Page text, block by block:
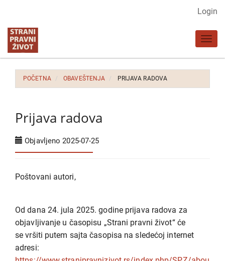
Glavni
sadržaj
Bočna
strana
Login
POČETNA OBAVEŠTENJA PRIJAVA RADOVA
Prijava radova
Objavljeno 2025-07-25
Poštovani autori,
Od dana 24. jula 2025. godine prijava radova za
objavljivanje u časopisu „Strani pravni život“ će
se vršiti putem sajta časopisa na sledećoj internet
adresi: